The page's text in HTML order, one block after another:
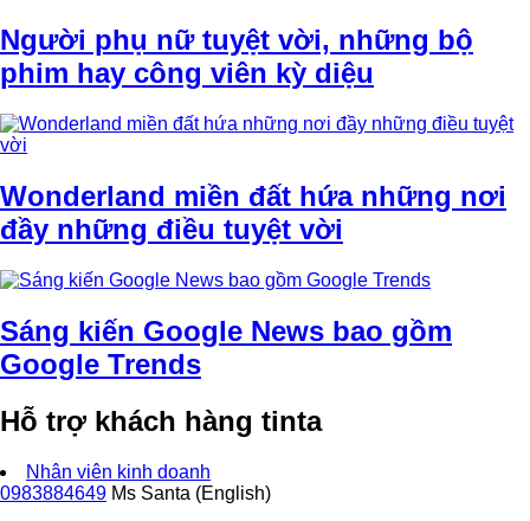
Người phụ nữ tuyệt vời, những bộ
phim hay công viên kỳ diệu
Wonderland miền đất hứa những nơi
đầy những điều tuyệt vời
Sáng kiến Google News bao gồm
Google Trends
Hỗ trợ khách hàng tinta
Nhân viên kinh doanh
0983884649 Ms Santa (English)